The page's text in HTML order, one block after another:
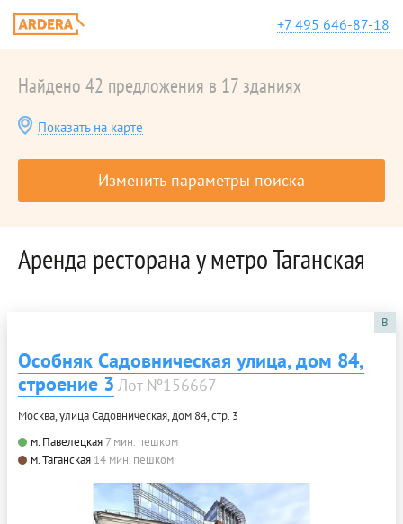
+7 495 646-87-18
Найдено 42 предложения в 17 зданиях
Показать на карте
Изменить параметры поиска
Аренда ресторана у метро Таганская
B
Особняк Садовническая улица, дом 84,
строение 3 Лот №156667
Москва, улица Садовническая, дом 84, стр. 3
м. Павелецкая 7 мин. пешком
м. Таганская 14 мин. пешком